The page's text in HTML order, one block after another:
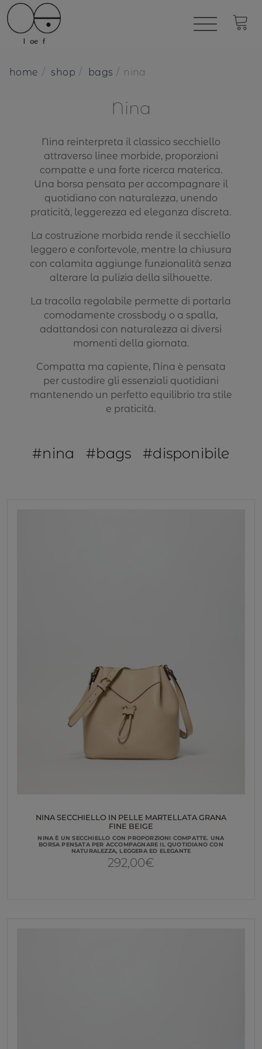
home shop bags nina
Nina
Nina reinterpreta il classico secchiello
attraverso linee morbide, proporzioni
compatte e una forte ricerca materica.
Una borsa pensata per accompagnare il
quotidiano con naturalezza, unendo
praticità, leggerezza ed eleganza discreta.
La costruzione morbida rende il secchiello
leggero e confortevole, mentre la chiusura
con calamita aggiunge funzionalità senza
alterare la pulizia della silhouette.
La tracolla regolabile permette di portarla
comodamente crossbody o a spalla,
adattandosi con naturalezza ai diversi
momenti della giornata.
Compatta ma capiente, Nina è pensata
per custodire gli essenziali quotidiani
mantenendo un perfetto equilibrio tra stile
e praticità.
#nina #bags #disponibile
NINA SECCHIELLO IN PELLE MARTELLATA GRANA
FINE BEIGE
NINA È UN SECCHIELLO CON PROPORZIONI COMPATTE. UNA
BORSA PENSATA PER ACCOMPAGNARE IL QUOTIDIANO CON
NATURALEZZA, LEGGERA ED ELEGANTE
292,00€